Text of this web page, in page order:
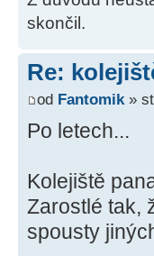
skončil.
Re:
od Fantomik »
Po letech...
Kolejiště
Zarostlé tak,
spousty